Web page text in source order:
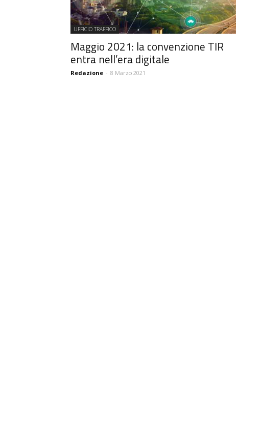
UFFICIO TRAFFICO
Maggio 2021: la convenzione TIR
entra nell’era digitale
Redazione - 8 Marzo 2021